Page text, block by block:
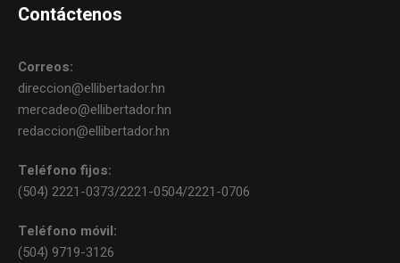
Contáctenos
Correos:
direccion@ellibertador.hn
mercadeo@ellibertador.hn
redaccion@ellibertador.hn
Teléfono fijos:
(504) 2221-0373/2221-0504/2221-0706
Teléfono móvil:
(504) 9719-3126